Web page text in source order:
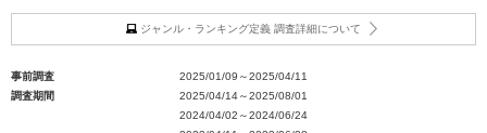
ジャンル・ランキング定義 調査詳細について
事前調査
2025/01/09～2025/04/11
調査期間
2025/04/14～2025/08/01
2024/04/02～2024/06/24